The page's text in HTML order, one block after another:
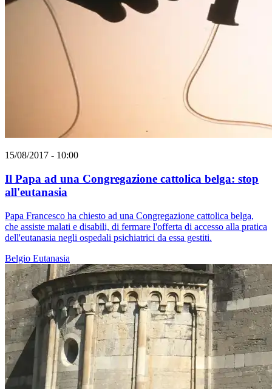
15/08/2017 - 10:00
Il Papa ad una Congregazione cattolica belga: stop
all'eutanasia
Papa Francesco ha chiesto ad una Congregazione cattolica belga,
che assiste malati e disabili, di fermare l'offerta di accesso alla pratica
dell'eutanasia negli ospedali psichiatrici da essa gestiti.
Belgio Eutanasia